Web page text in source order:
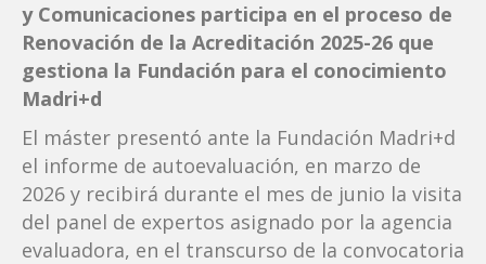
y Comunicaciones participa en el proceso de
Renovación de la Acreditación 2025-26 que
gestiona la Fundación para el conocimiento
Madri+d
El máster presentó ante la Fundación Madri+d
el informe de autoevaluación, en marzo de
2026 y recibirá durante el mes de junio la visita
del panel de expertos asignado por la agencia
evaluadora, en el transcurso de la convocatoria